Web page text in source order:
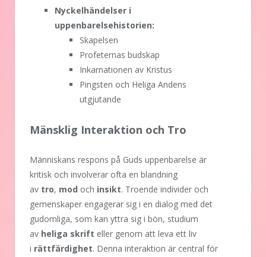
Nyckelhändelser i
uppenbarelsehistorien:
Skapelsen
Profeternas budskap
Inkarnationen av Kristus
Pingsten och Heliga Andens
utgjutande
Mänsklig Interaktion och Tro
Människans respons på Guds uppenbarelse är
kritisk och involverar ofta en blandning
av tro, mod och insikt. Troende individer och
gemenskaper engagerar sig i en dialog med det
gudomliga, som kan yttra sig i bön, studium
av heliga skrift eller genom att leva ett liv
i rättfärdighet. Denna interaktion är central för